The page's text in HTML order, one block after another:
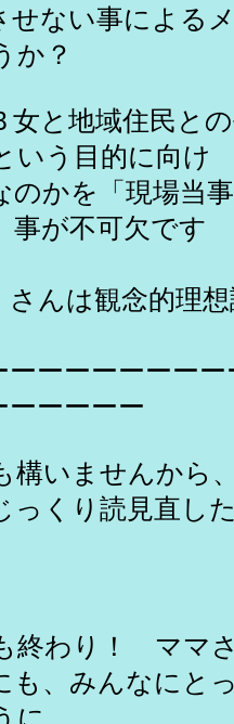
ない事による
か？
と地域住民との
いう目的に向け
かを「現場当事
事が不可欠です
は観念的理想
ーーーーーーー
ーーーーー
いませんから
っくり読見直し
終わり！ ママ
も、みんなにと